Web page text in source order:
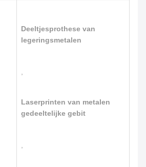
Deeltjesprothese van
legeringsmetalen
Laserprinten van metalen
gedeeltelijke gebit